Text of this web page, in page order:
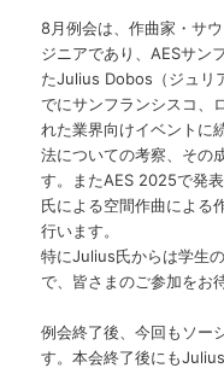
移
動
動
8月例会は、作曲家・サ
ジニアであり、AESサン
たJulius Dobos（ジュリ
でにサンフランシスコ、
れた業界向けイベントに
法についての考察、その
す。またAES 2025で発
氏による空間作曲による
行います。
特にJulius氏からは学生
で、皆さまのご参加をお
例会終了後、今回もソー
す。本会終了後にも